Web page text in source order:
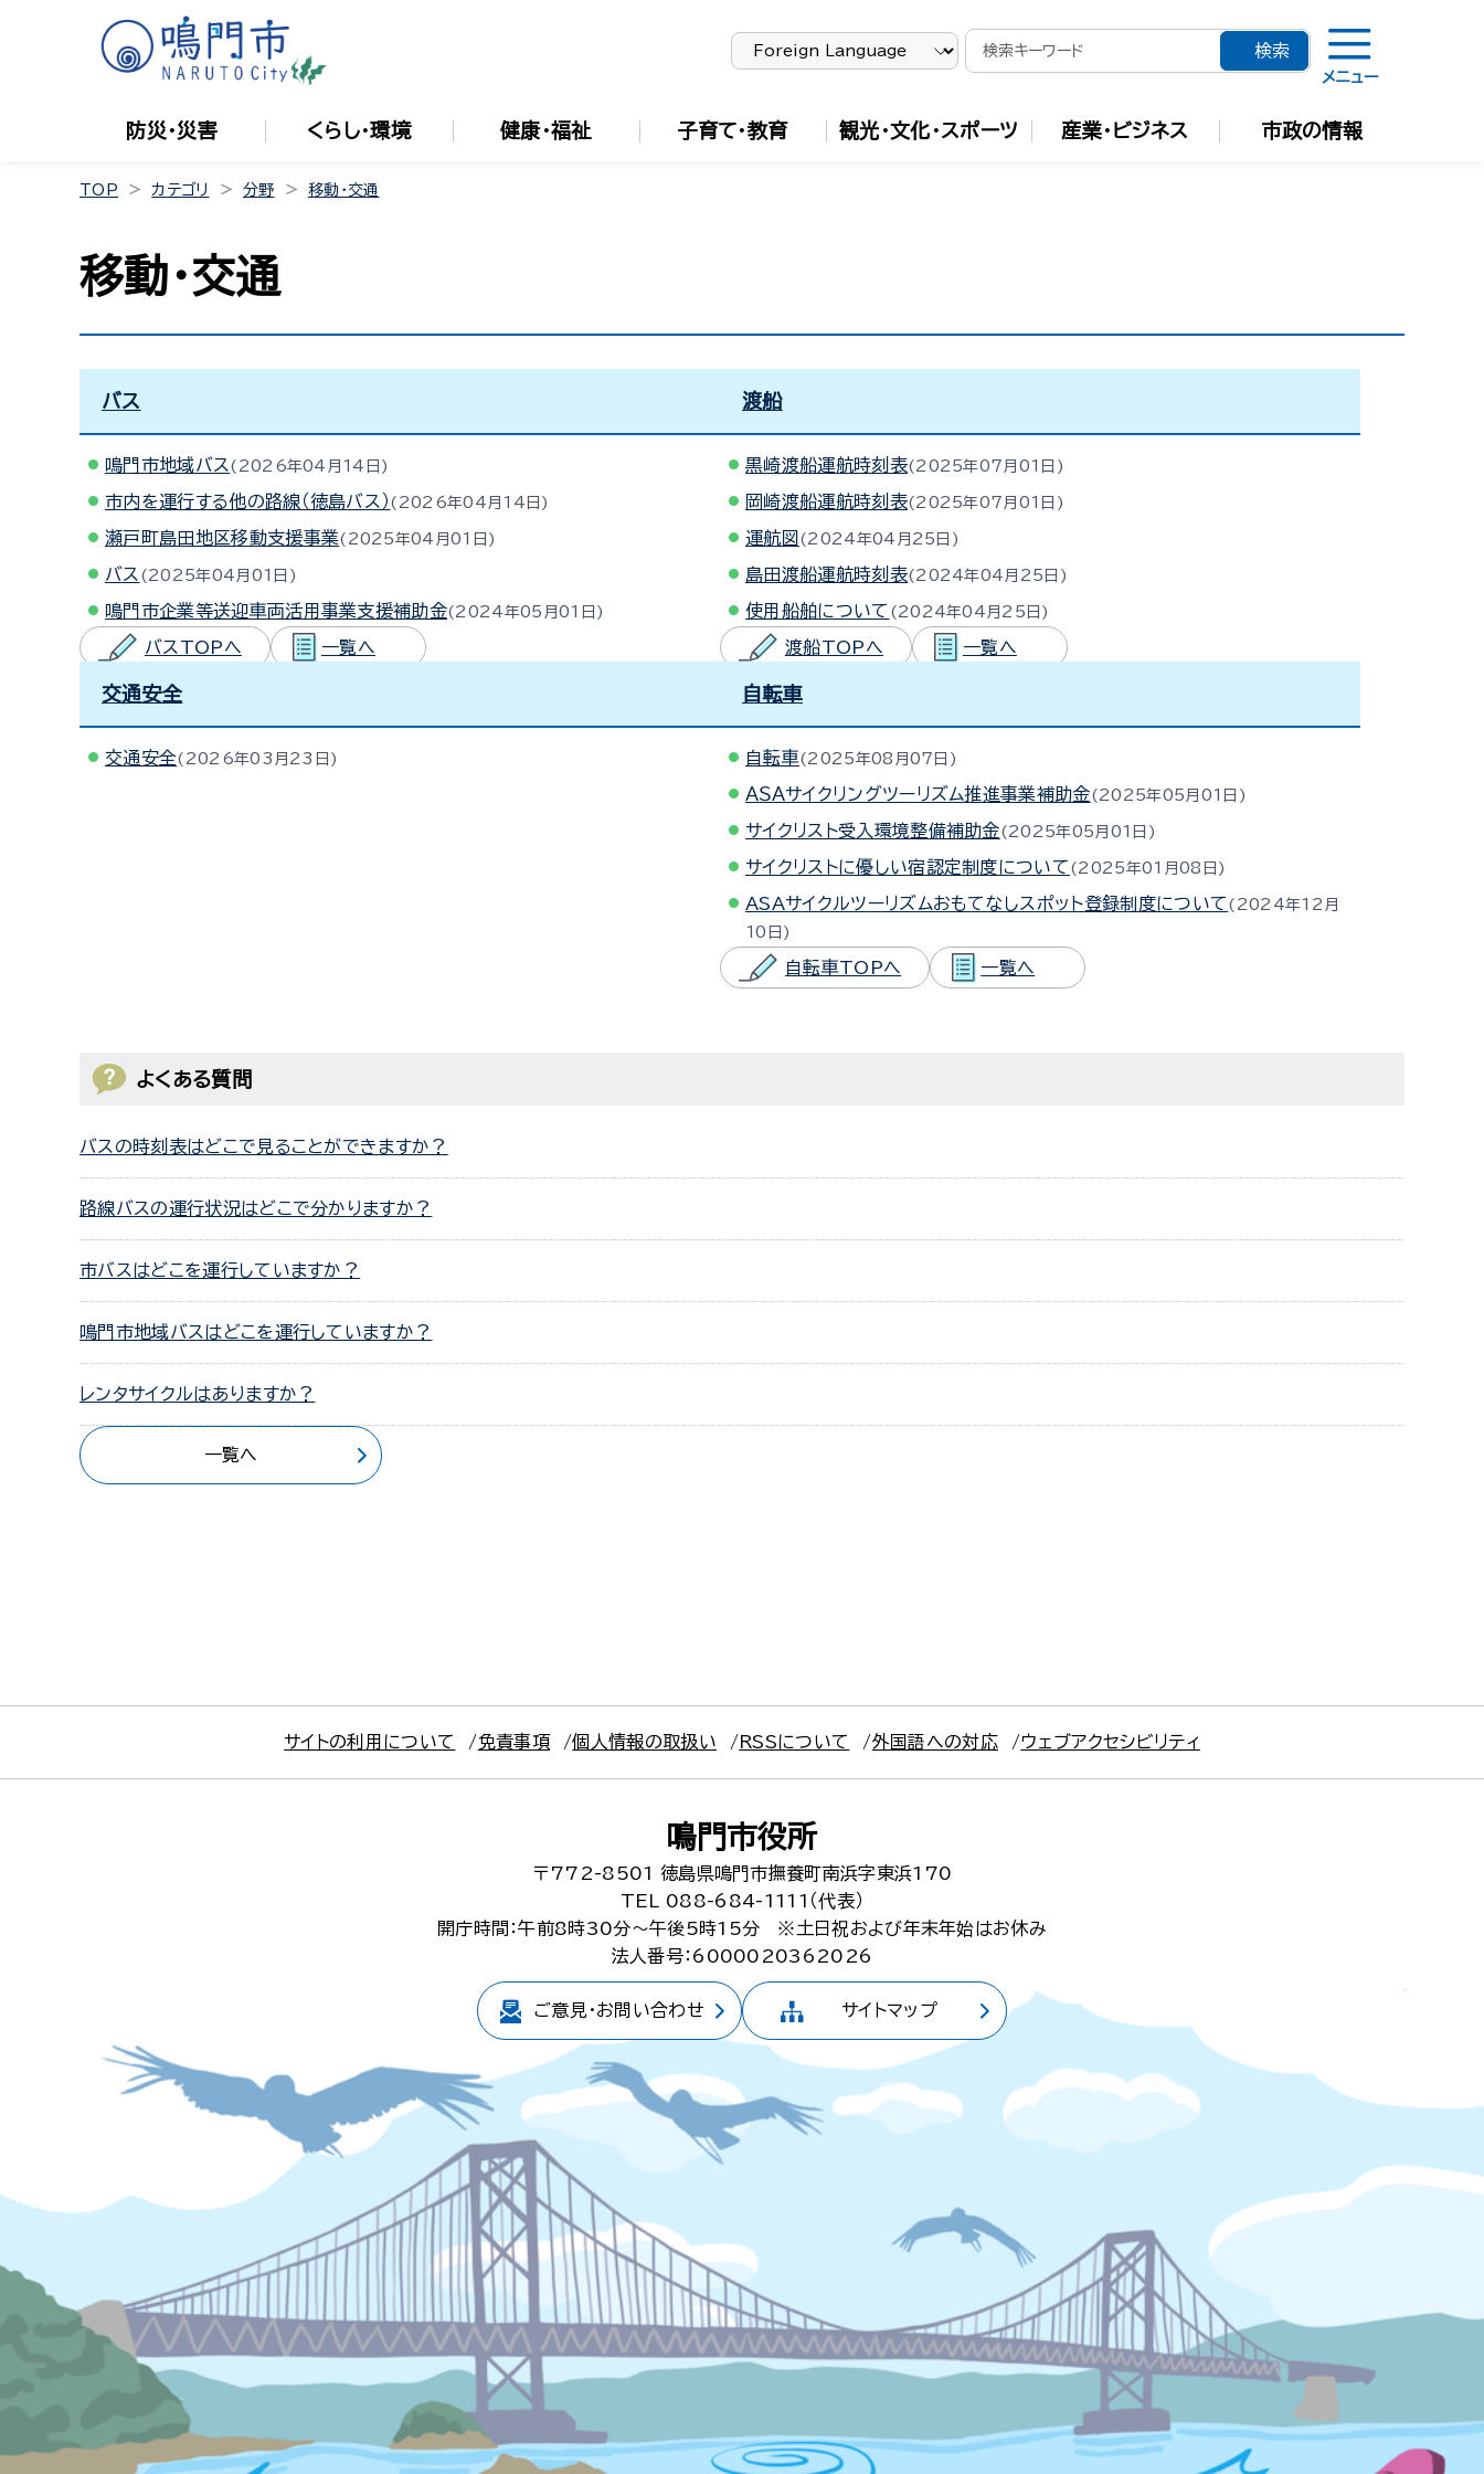
メニュー
防災・災害 くらし・環境 健康・福祉 子育て・教育 観光・文化・スポーツ 産業・ビジネス 市政の情報
TOP カテゴリ 分野 移動・交通
移動・交通
バス
鳴門市地域バス 2026年04月14日
市内を運行する他の路線（徳島バス） 2026年04月14日
瀬戸町島田地区移動支援事業 2025年04月01日
バス 2025年04月01日
鳴門市企業等送迎車両活用事業支援補助金 2024年05月01日
バスTOPへ 一覧へ
渡船
黒崎渡船運航時刻表 2025年07月01日
岡崎渡船運航時刻表 2025年07月01日
運航図 2024年04月25日
島田渡船運航時刻表 2024年04月25日
使用船舶について 2024年04月25日
渡船TOPへ 一覧へ
交通安全
交通安全 2026年03月23日
自転車
自転車 2025年08月07日
ＡＳＡサイクリングツーリズム推進事業補助金 2025年05月01日
サイクリスト受入環境整備補助金 2025年05月01日
サイクリストに優しい宿認定制度について 2025年01月08日
ASAサイクルツーリズムおもてなしスポット登録制度について
2024年12月
10日
自転車TOPへ 一覧へ
よくある質問
バスの時刻表はどこで見ることができますか？
路線バスの運行状況はどこで分かりますか？
市バスはどこを運行していますか？
鳴門市地域バスはどこを運行していますか？
レンタサイクルはありますか？
一覧へ
サイトの利用について 免責事項 個人情報の取扱い RSSについて 外国語への対応 ウェブアクセシビリティ
鳴門市役所
〒772-8501
徳島県鳴門市撫養町南浜字東浜170
TEL 088-684-1111（代表）
開庁時間：午前8時30分～午後5時15分
※土日祝および年末年始はお休み
法人番号：6000020362026
ご意見・お問い合わせ サイトマップ